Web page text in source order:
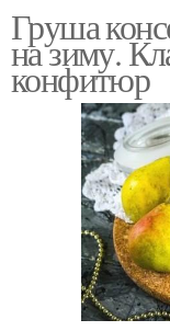
Груша
на зиму.
конфитюр